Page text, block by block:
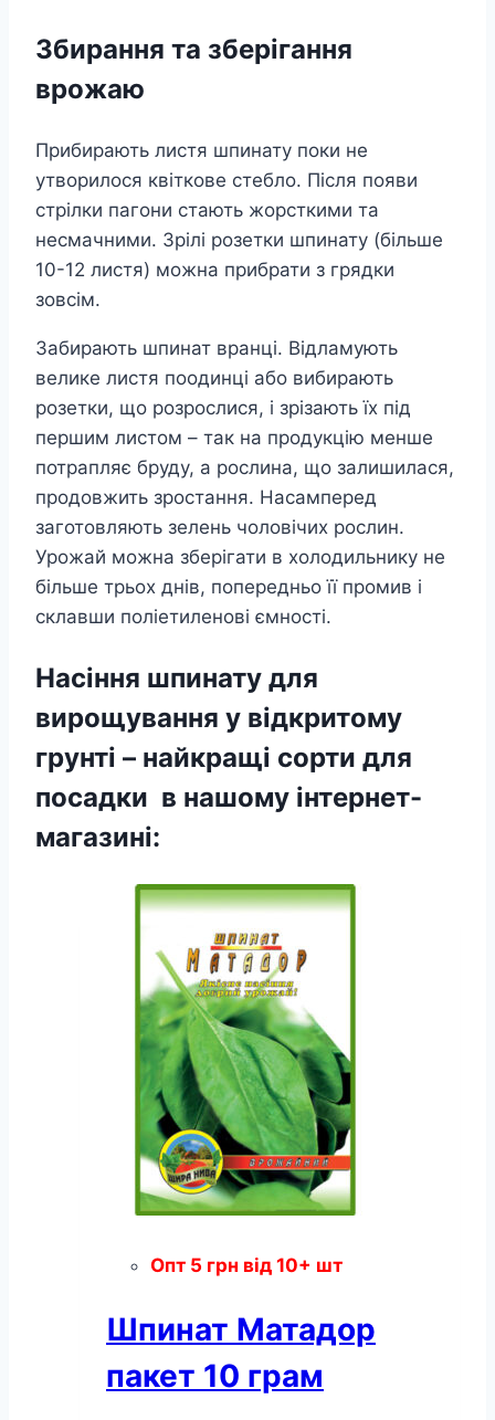
Збирання та зберігання
врожаю
Прибирають листя шпинату поки не
утворилося квіткове стебло. Після появи
стрілки пагони стають жорсткими та
несмачними. Зрілі розетки шпинату (більше
10-12 листя) можна прибрати з грядки
зовсім.
Забирають шпинат вранці. Відламують
велике листя поодинці або вибирають
розетки, що розрослися, і зрізають їх під
першим листом – так на продукцію менше
потрапляє бруду, а рослина, що залишилася,
продовжить зростання. Насамперед
заготовляють зелень чоловічих рослин.
Урожай можна зберігати в холодильнику не
більше трьох днів, попередньо її промив і
склавши поліетиленові ємності.
Насіння шпинату для
вирощування у відкритому
грунті – найкращі сорти для
посадки в нашому інтернет-
магазині:
Опт 5 грн від 10+ шт
Шпинат Матадор
пакет 10 грам